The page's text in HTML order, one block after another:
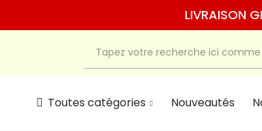
LIVRAISON
Toutes catégories Nouveautés